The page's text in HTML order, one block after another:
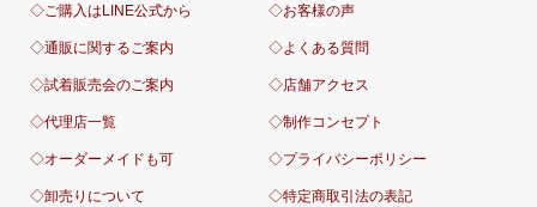
◇ご購入はLINE公式から
◇通販に関するご案内
◇試着販売会のご案内
◇代理店一覧
◇オーダーメイドも可
◇卸売りについて
◇お客様の声
◇よくある質問
◇店舗アクセス
◇制作コンセプト
◇プライバシーポリシー
◇特定商取引法の表記